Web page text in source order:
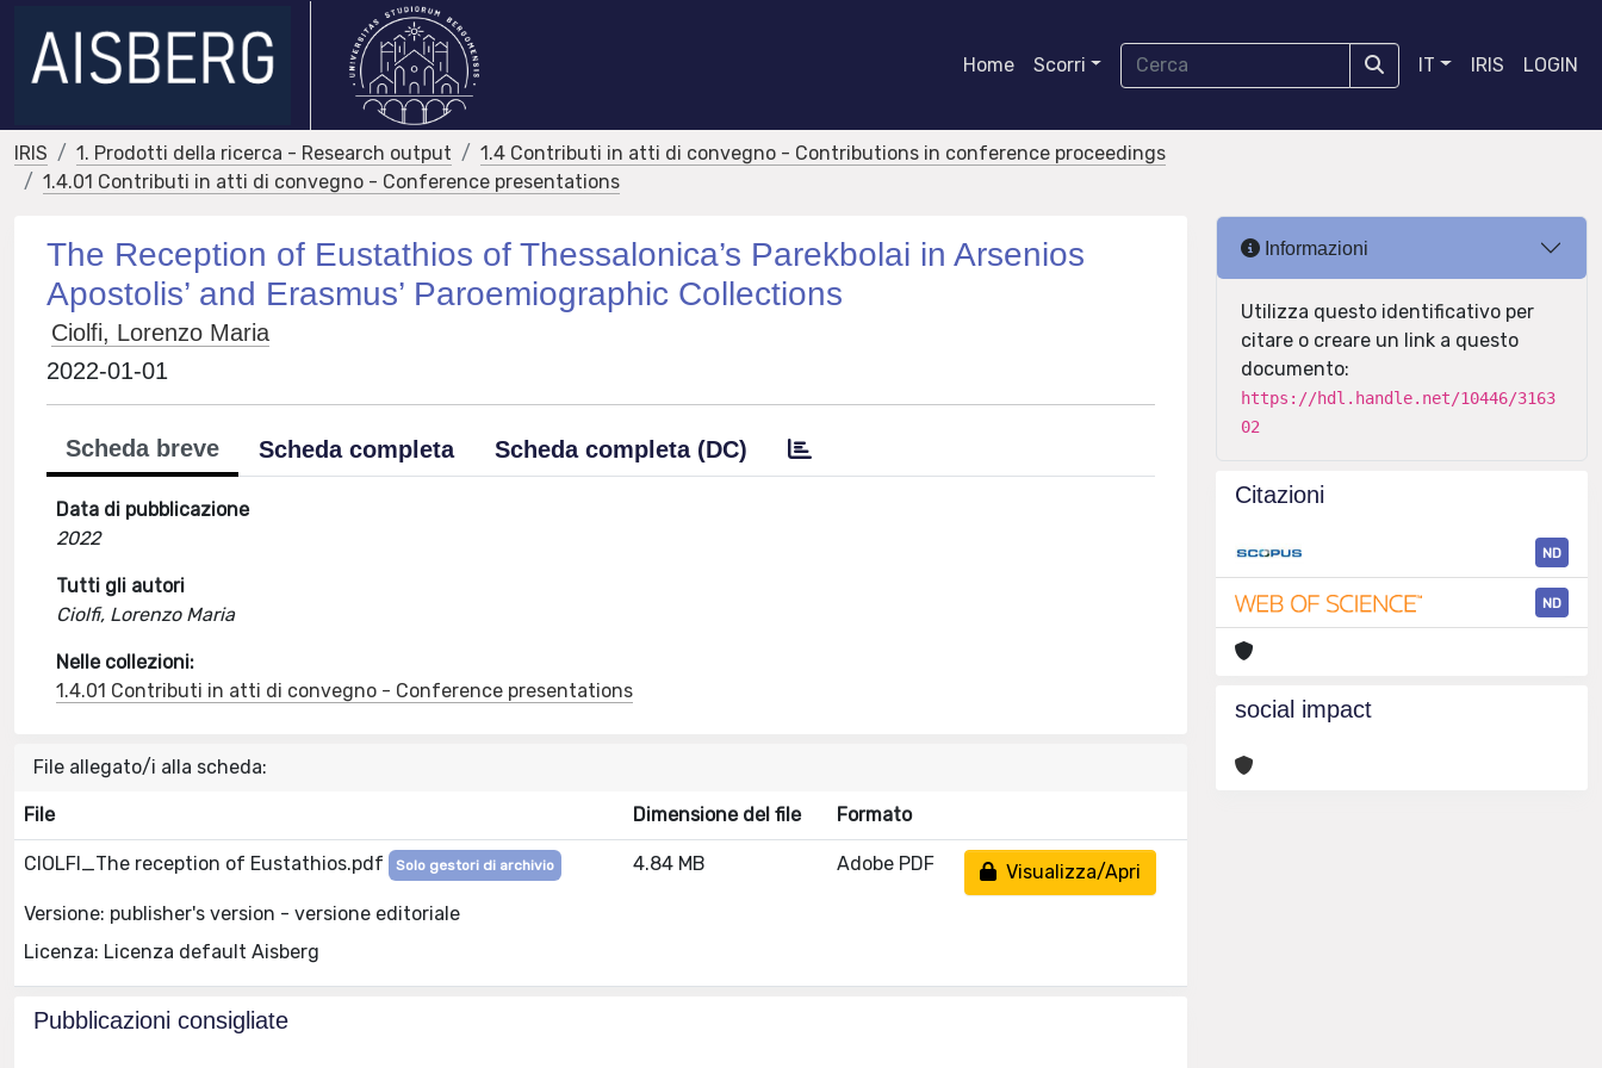
Home Scorri IT IRIS LOGIN
IRIS 1. Prodotti della ricerca - Research output
1.4 Contributi in atti di convegno - Contributions in conference proceedings
1.4.01 Contributi in atti di convegno - Conference presentations
The Reception of Eustathios of Thessalonica’s Parekbolai in Arsenios
Apostolis’ and Erasmus’ Paroemiographic Collections
Ciolfi, Lorenzo Maria
2022-01-01
Scheda breve Scheda completa Scheda completa (DC)
Data di pubblicazione
2022
Tutti gli autori
Ciolfi, Lorenzo Maria
Nelle collezioni:
1.4.01 Contributi in atti di convegno - Conference presentations
File allegato/i alla scheda:
File Dimensione del file Formato
CIOLFI_The reception of Eustathios.pdf Solo gestori di archivio
Versione: publisher's version - versione editoriale
Licenza: Licenza default Aisberg
4.84 MB Adobe PDF Visualizza/Apri
Pubblicazioni consigliate
Informazioni
Utilizza questo identificativo per
citare o creare un link a questo
documento:
https://hdl.handle.net/10446/3163
02
Citazioni
ND
ND
social impact